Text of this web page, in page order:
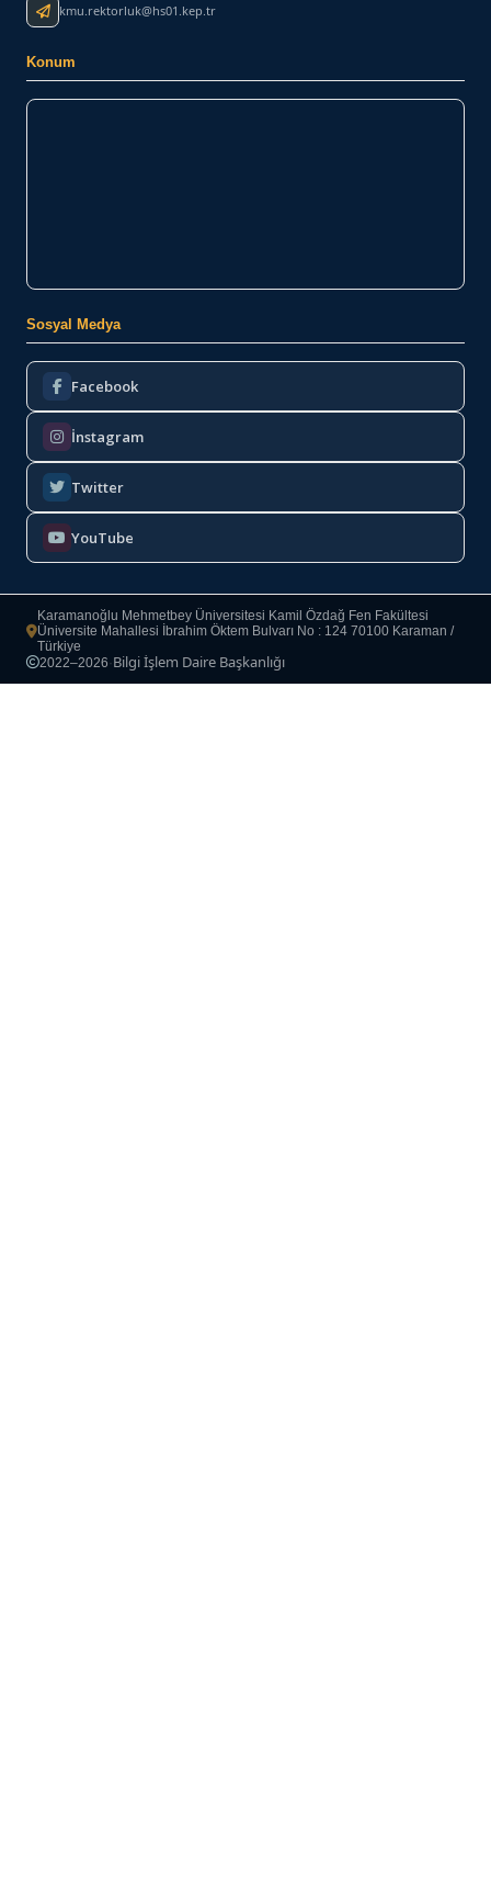
kmu.rektorluk@hs01.kep.tr
Konum
Sosyal Medya
Facebook
İnstagram
Twitter
YouTube
Karamanoğlu Mehmetbey Üniversitesi Kamil Özdağ Fen Fakültesi
Üniversite Mahallesi İbrahim Öktem Bulvarı No : 124 70100 Karaman /
Türkiye
Copyright
2022–2026·Bilgi İşlem Daire Başkanlığı